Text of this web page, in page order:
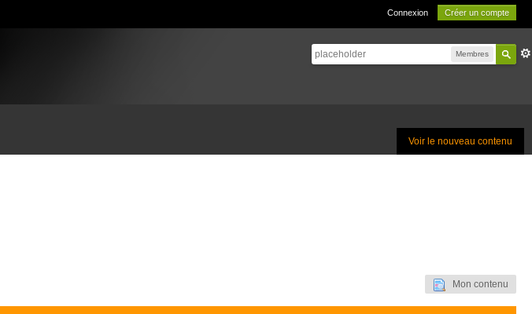
Connexion Créer un compte
Membres
Voir le nouveau contenu
Mon contenu